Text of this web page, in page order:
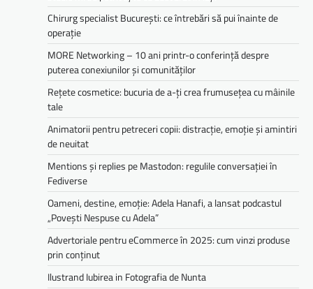
Chirurg specialist București: ce întrebări să pui înainte de
operație
MORE Networking – 10 ani printr-o conferință despre
puterea conexiunilor și comunităților
Rețete cosmetice: bucuria de a-ți crea frumusețea cu mâinile
tale
Animatorii pentru petreceri copii: distracție, emoție și amintiri
de neuitat
Mentions și replies pe Mastodon: regulile conversației în
Fediverse
Oameni, destine, emoție: Adela Hanafi, a lansat podcastul
„Povești Nespuse cu Adela”
Advertoriale pentru eCommerce în 2025: cum vinzi produse
prin conținut
Ilustrand Iubirea in Fotografia de Nunta